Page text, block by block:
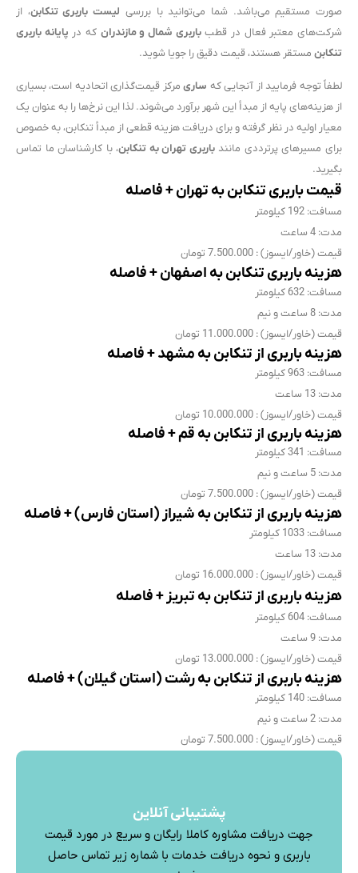
صورت مستقیم می‌باشد. شما می‌توانید با بررسی لیست باربری تنکابن، از
شرکت‌های معتبر فعال در قطبباربری شمال و مازندران که در پایانه باربری
تنکابن مستقر هستند، قیمت دقیق را جویا شوید.
لطفاً توجه فرمایید از آنجایی که ساریمرکز قیمت‌گذاری اتحادیه است، بسیاری
از هزینه‌های پایه از مبدأ این شهر برآورد می‌شوند. لذا این نرخ‌ها را به عنوان یک
معیار اولیه در نظر گرفته و برای دریافت هزینه قطعی از مبدأ تنکابن، به خصوص
برای مسیرهای پرترددی مانندباربری تهران به تنکابن، با کارشناسان ما تماس
بگیرید.
قیمت باربری تنکابن به تهران + فاصله
مسافت: 192 کیلومتر
مدت: 4 ساعت
قیمت (خاور/ایسوز) : 7.500.000 تومان
هزینه باربری تنکابن به اصفهان + فاصله
مسافت: 632 کیلومتر
مدت: 8 ساعت و نیم
قیمت (خاور/ایسوز) : 11.000.000 تومان
هزینه باربری از تنکابن به مشهد + فاصله
مسافت: 963 کیلومتر
مدت: 13 ساعت
قیمت (خاور/ایسوز) : 10.000.000 تومان
هزینه باربری از تنکابن به قم + فاصله
مسافت: 341 کیلومتر
مدت: 5 ساعت و نیم
قیمت (خاور/ایسوز) : 7.500.000 تومان
هزینه باربری از تنکابن به شیراز (استان فارس) + فاصله
مسافت: 1033 کیلومتر
مدت: 13 ساعت
قیمت (خاور/ایسوز) : 16.000.000 تومان
هزینه باربری از تنکابن به تبریز + فاصله
مسافت: 604 کیلومتر
مدت: 9 ساعت
قیمت (خاور/ایسوز) : 13.000.000 تومان
هزینه باربری از تنکابن به رشت (استان گیلان) + فاصله
مسافت: 140 کیلومتر
مدت: 2 ساعت و نیم
قیمت (خاور/ایسوز) : 7.500.000 تومان
پشتیبانی آنلاین
جهت دریافت مشاوره کاملا رایگان و سریع در مورد قیمت
باربری و نحوه دریافت خدمات با شماره زیر تماس حاصل